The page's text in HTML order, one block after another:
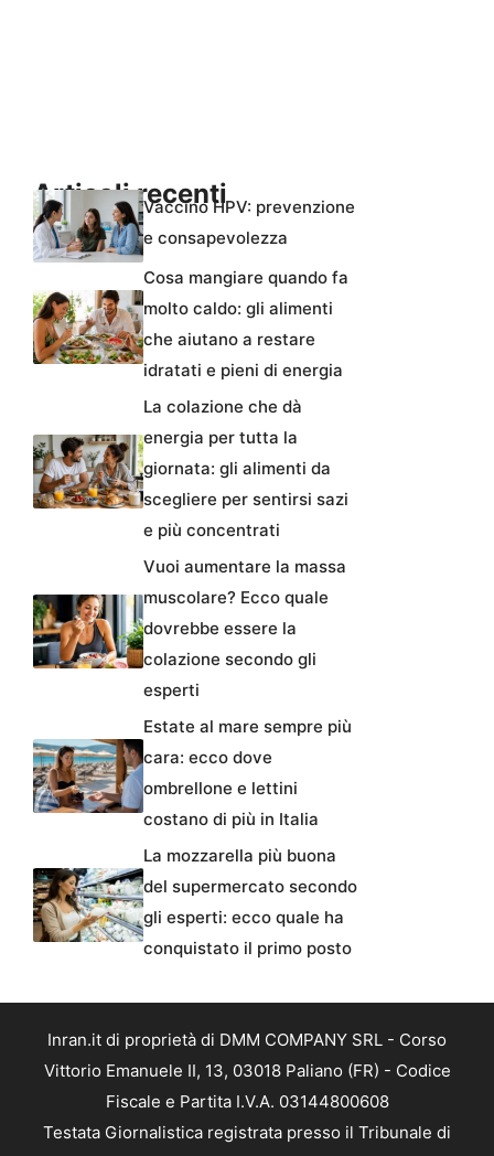
Articoli recentiVaccino HPV: prevenzione
e consapevolezza
Cosa mangiare quando fa
molto caldo: gli alimenti
che aiutano a restare
idratati e pieni di energia
La colazione che dà
energia per tutta la
giornata: gli alimenti da
scegliere per sentirsi sazi
e più concentrati
Vuoi aumentare la massa
muscolare? Ecco quale
dovrebbe essere la
colazione secondo gli
esperti
Estate al mare sempre più
cara: ecco dove
ombrellone e lettini
costano di più in Italia
La mozzarella più buona
del supermercato secondo
gli esperti: ecco quale ha
conquistato il primo posto
Inran.it di proprietà di DMM COMPANY SRL - Corso
Vittorio Emanuele II, 13, 03018 Paliano (FR) - Codice
Fiscale e Partita I.V.A. 03144800608
Testata Giornalistica registrata presso il Tribunale di